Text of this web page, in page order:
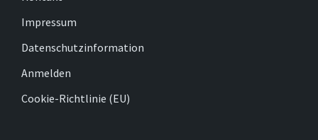
Impressum
Datenschutzinformation
Anmelden
Cookie-Richtlinie (EU)